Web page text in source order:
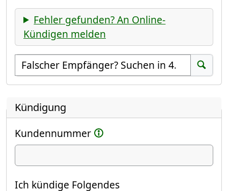
Fehler gefunden? An Online-
Kündigen melden
Empfänger suchen
Suchen
Kündigung
Kundennummer
Ich kündige
Ich kündige Folgendes